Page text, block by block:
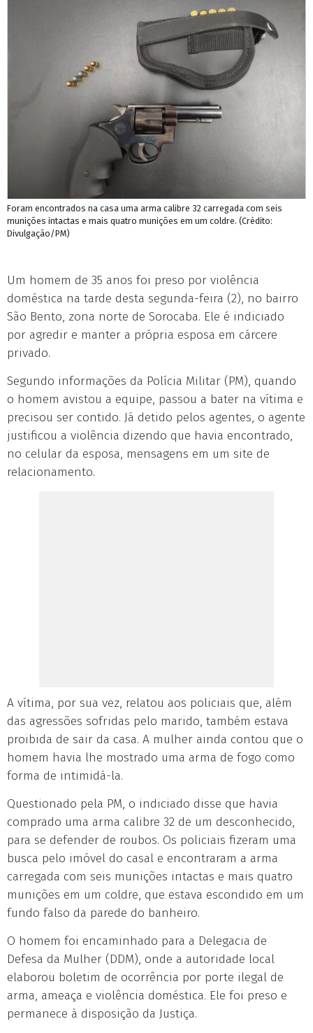
Foram encontrados na casa uma arma calibre 32 carregada com seis
munições intactas e mais quatro munições em um coldre. (Crédito:
Divulgação/PM)
Um homem de 35 anos foi preso por violência
doméstica na tarde desta segunda-feira (2), no bairro
São Bento, zona norte de Sorocaba. Ele é indiciado
por agredir e manter a própria esposa em cárcere
privado.
Segundo informações da Polícia Militar (PM), quando
o homem avistou a equipe, passou a bater na vítima e
precisou ser contido. Já detido pelos agentes, o agente
justificou a violência dizendo que havia encontrado,
no celular da esposa, mensagens em um site de
relacionamento.
A vítima, por sua vez, relatou aos policiais que, além
das agressões sofridas pelo marido, também estava
proibida de sair da casa. A mulher ainda contou que o
homem havia lhe mostrado uma arma de fogo como
forma de intimidá-la.
Questionado pela PM, o indiciado disse que havia
comprado uma arma calibre 32 de um desconhecido,
para se defender de roubos. Os policiais fizeram uma
busca pelo imóvel do casal e encontraram a arma
carregada com seis munições intactas e mais quatro
munições em um coldre, que estava escondido em um
fundo falso da parede do banheiro.
O homem foi encaminhado para a Delegacia de
Defesa da Mulher (DDM), onde a autoridade local
elaborou boletim de ocorrência por porte ilegal de
arma, ameaça e violência doméstica. Ele foi preso e
permanece à disposição da Justiça.